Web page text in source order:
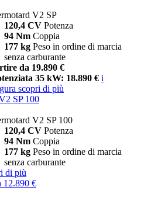
V2 SP
120,4 CV Potenza
94 Nm Coppia
177 kg Peso in ordine di marcia
senza carburante
da 19.890 €
35 kW: 18.890 € i
scopri di più
SP 100
V2 SP 100
120,4 CV Potenza
94 Nm Coppia
177 kg Peso in ordine di marcia
senza carburante
di più
12.890 €